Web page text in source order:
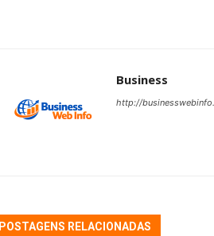
Business
http://
POSTAGENS RELACIONADAS